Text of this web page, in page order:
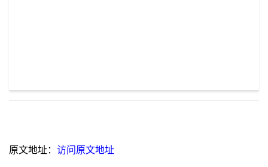
原文地址： 访问原文地址